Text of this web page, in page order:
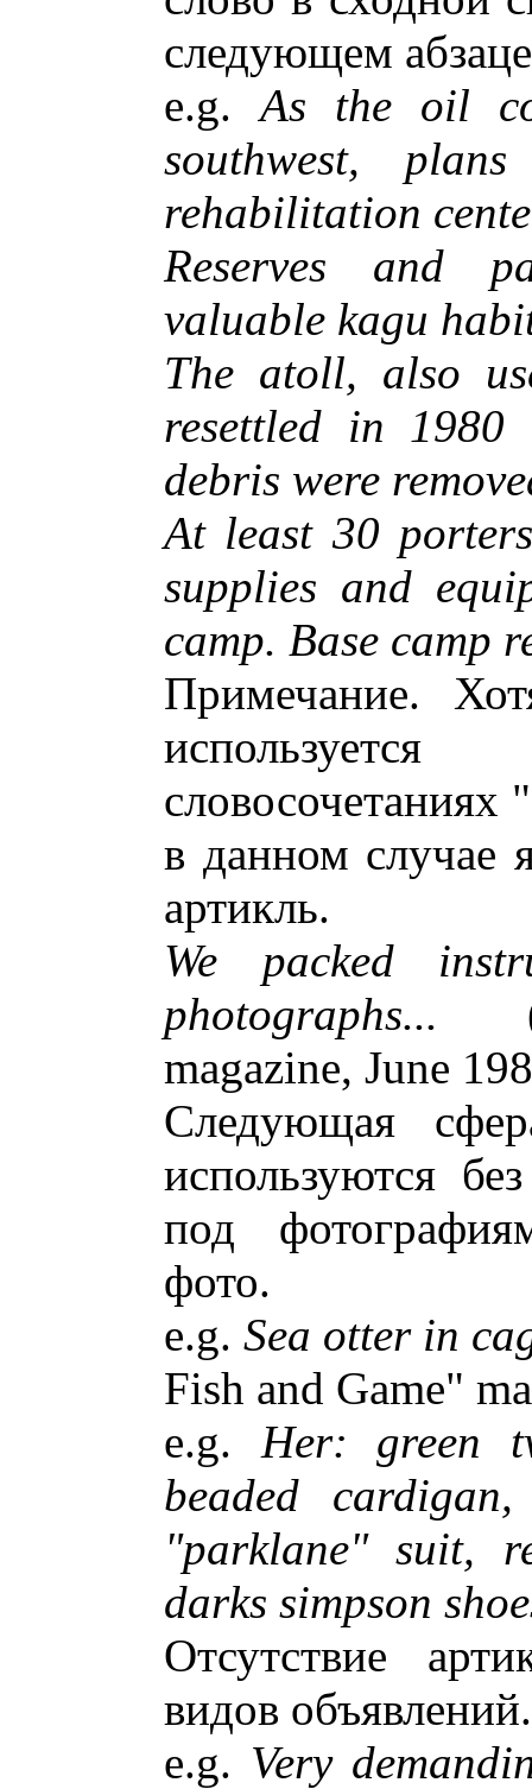
следующем
e.g.As the oil
southwest,
rehabilitation
Reserves and
valuable kagu
The atoll, also
resettled in
debris were
At least 30
supplies and
camp. Base camp
Примечание.
в данном случае
артикль.
We packed
photographs...
magazine, June
Следующая
используются
под
фото.
e.g. Sea otter in
Fish and Game"
e.g. Her: green
beaded
"parklane" suit,
darks simpson
Отсутствие
видов объявлений.
e.g. Very